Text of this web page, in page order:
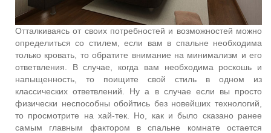
Отталкиваясь от своих потребностей и возможностей можно
определиться со стилем, если вам в спальне необходима
только кровать, то обратите внимание на минимализм и его
ответвления. В случае, когда вам необходима роскошь и
напыщенность, то поищите свой стиль в одном из
классических ответвлений. Ну а в случае если вы просто
физически неспособны обойтись без новейших технологий,
то просмотрите на хай-тек. Но, как и было сказано ранее
самым главным фактором в спальне комнате остается